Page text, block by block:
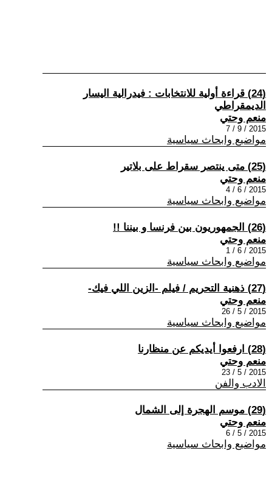
(24) قراءة أولية للانتخابات : فيدرالية اليسار
الديمقراطي
منعم وحتي
2015 / 9 / 7
مواضيع وابحاث سياسية
(25) متى ينتصر سقراط على بلاتير
منعم وحتي
2015 / 6 / 4
مواضيع وابحاث سياسية
(26) الجمهوريون بين فرنسا و بيننا !!
منعم وحتي
2015 / 6 / 1
مواضيع وابحاث سياسية
(27) ذهنية التحريم / فيلم -الزين اللي فيك-
منعم وحتي
2015 / 5 / 26
مواضيع وابحاث سياسية
(28) ارفعوا أيديكم عن منظارنا
منعم وحتي
2015 / 5 / 23
الادب والفن
(29) موسم الهجرة إلى الشمال
منعم وحتي
2015 / 5 / 6
مواضيع وابحاث سياسية